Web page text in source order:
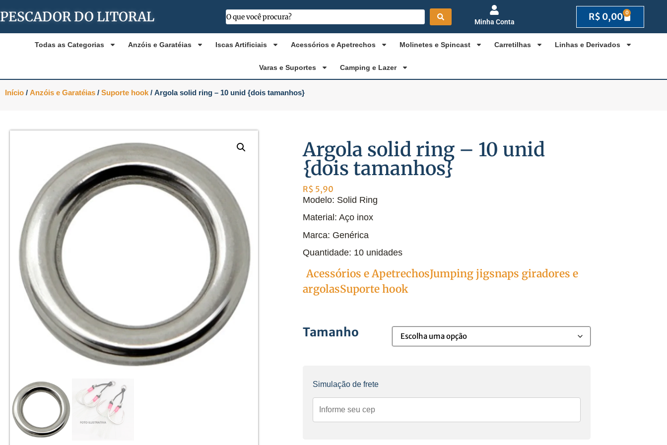
PESCADOR DO LITORAL Minha Conta R$ 0,00 0
Todas as Categorias Anzóis e Garatéias Iscas Artificiais Acessórios e Apetrechos Molinetes e Spincast Carretilhas Linhas e Derivados
Varas e Suportes Camping e Lazer
Início / Anzóis e Garatéias / Suporte hook / Argola solid ring – 10 unid {dois tamanhos}
Argola solid ring – 10 unid
{dois tamanhos}
R$ 5,90
Modelo: Solid Ring
Material: Aço inox
Marca: Genérica
Quantidade: 10 unidades
Acessórios e ApetrechosJumping jigsnaps giradores e
argolasSuporte hook
Tamanho
Simulação de frete